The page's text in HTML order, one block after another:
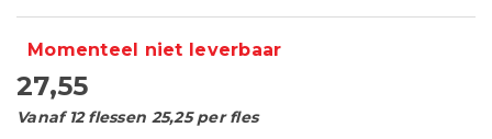
Momenteel niet leverbaar
27,55
Vanaf 12 flessen 25,25 per fles